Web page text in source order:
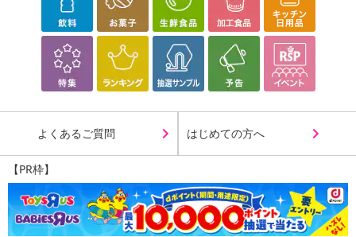
よくあるご質問 はじめての方へ
【PR枠】